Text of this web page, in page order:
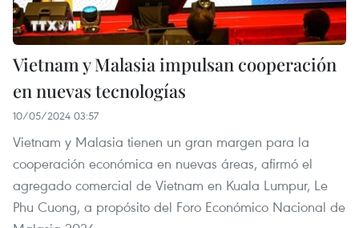
Vietnam y Malasia impulsan cooperación
en nuevas tecnologías
10/05/2024 03:57
Vietnam y Malasia tienen un gran margen para la
cooperación económica en nuevas áreas, afirmó el
agregado comercial de Vietnam en Kuala Lumpur, Le
Phu Cuong, a propósito del Foro Económico Nacional de